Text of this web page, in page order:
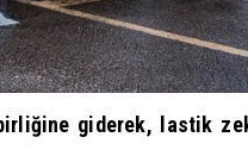
giderek, lastik